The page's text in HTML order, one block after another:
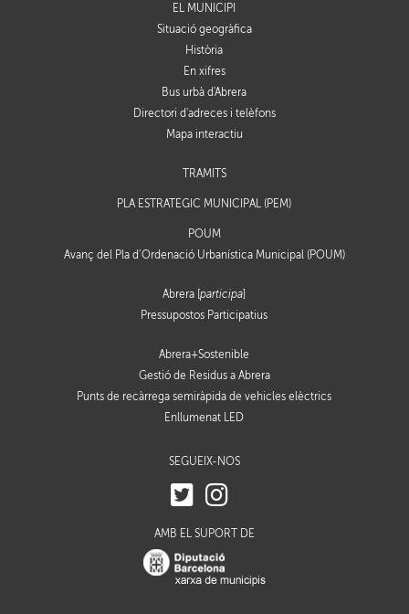
EL MUNICIPI
Situació geogràfica
Història
En xifres
Bus urbà d'Abrera
Directori d'adreces i telèfons
Mapa interactiu
TRÀMITS
PLA ESTRATÈGIC MUNICIPAL (PEM)
POUM
Avanç del Pla d’Ordenació Urbanística Municipal (POUM)
Abrera [participa
Pressupostos Participatius
Abrera+Sostenible
Gestió de Residus a Abrera
Punts de recàrrega semiràpida de vehicles elèctrics
Enllumenat LED
SEGUEIX-NOS
AMB EL SUPORT DE